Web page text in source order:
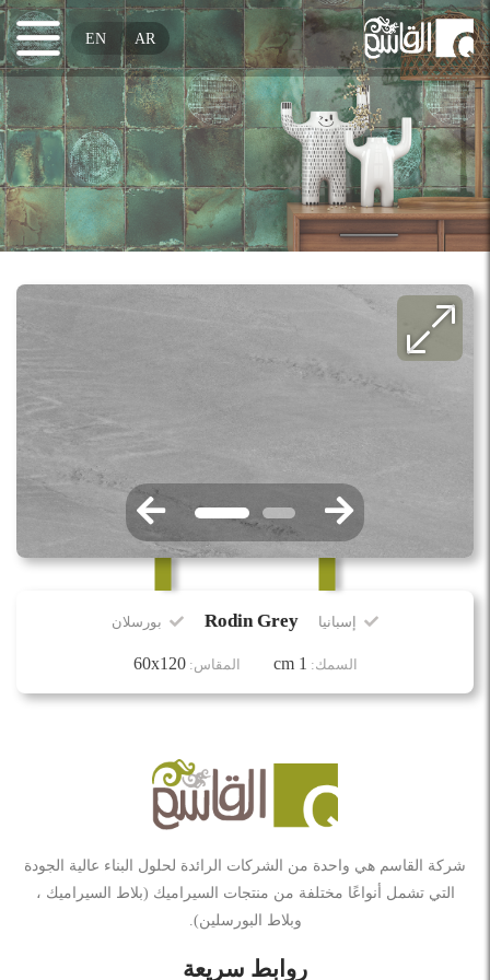
AR
EN
إسبانيا Rodin Grey بورسلان
السمك: 1 cm المقاس:60x120
شركة القاسم هي واحدة من الشركات الرائدة لحلول البناء عالية الجودة
التي تشمل أنواعًا مختلفة من منتجات السيراميك (بلاط السيراميك ،
وبلاط البورسلين).
روابط سريعة